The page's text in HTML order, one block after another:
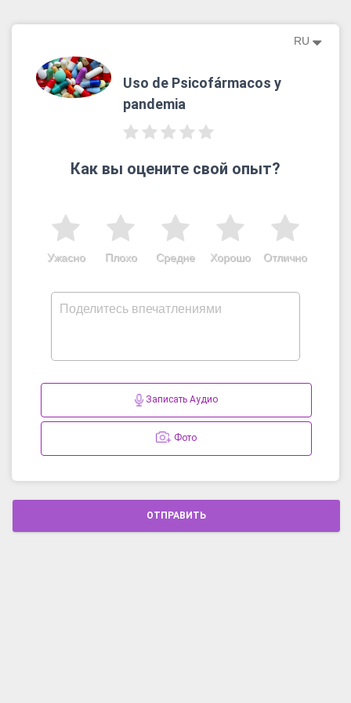
RU
Uso de Psicofármacos y
pandemia
Как вы оцените свой опыт?
Отлично
Хорошо
Средне
Плохо
Ужасно
Записать Аудио
Фото
ОТПРАВИТЬ